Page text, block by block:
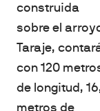
construida
sobre el
Taraje,
con 120
de longitud,
metros de